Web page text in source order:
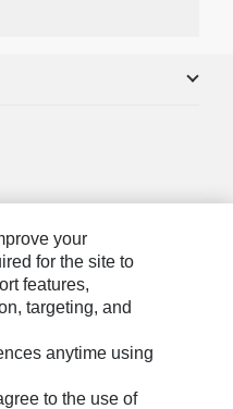
your
for the site to
features,
targeting, and
anytime using
to the use of